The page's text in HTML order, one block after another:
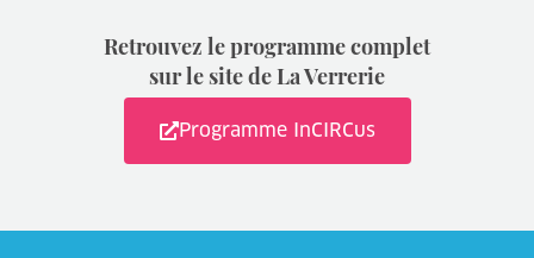
Retrouvez le programme complet
sur le site de La Verrerie
Programme InCIRCus